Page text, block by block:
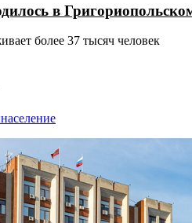
в
более 37 тысяч человек
население